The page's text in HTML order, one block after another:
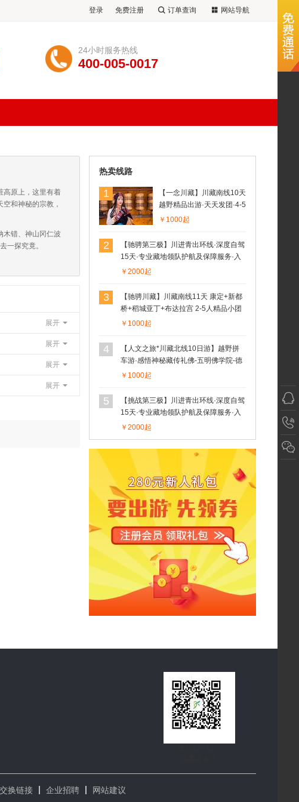
登录 免费注册 订单查询 网站导航
24小时服务热线
400-005-0017
高原上，这里有着
和神秘的宗教，
木错、神山冈仁波
一探究竟。
展开
展开
展开
展开
热卖线路
1
【一念川藏】川藏南线10天
越野精品出游·天天发团·4-5
人小团·四姑娘山-理塘（丁
湖-米堆冰川-鲁朗小镇-南迦
巴瓦-林芝-尼洋河风光-拉
￥1000起
2
【驰骋第三极】川进青出环线·深度自驾
15天·专业藏地领队护航及保障服务·入
住品质酒店·沿途大景点门票··驰骋第三
￥2000起
3
【驰骋川藏】川藏南线11天 康定+新都
桥+稻城亚丁+布达拉宫 2-5人精品小团
￥1000起
4
【人文之旅*川藏北线10日游】越野拼
车游·感悟神秘藏传礼佛-五明佛学院-德
格印经院-强巴林寺-孜珠寺-比如骷髅墙-
￥1000起
5
【挑战第三极】川进青出环线·深度自驾
15天·专业藏地领队护航及保障服务·入
住品质酒店·沿途大景点门票·品鲁朗石
会·挑战第三极·藏地探索之旅
￥2000起
交换链接 企业招聘 网站建议